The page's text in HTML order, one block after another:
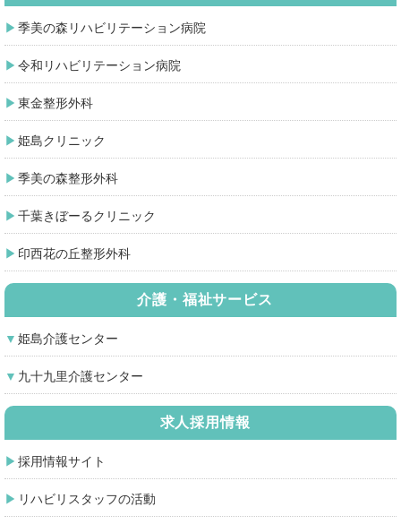
季美の森リハビリテーション病院
令和リハビリテーション病院
東金整形外科
姫島クリニック
季美の森整形外科
千葉きぼーるクリニック
印西花の丘整形外科
介護・福祉サービス
姫島介護センター
九十九里介護センター
求人採用情報
採用情報サイト
リハビリスタッフの活動